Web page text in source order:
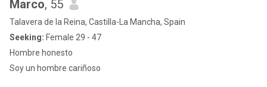
Marco, 55
Talavera de la Reina, Castilla-La Mancha, Spain
Seeking: Female 29 - 47
Hombre honesto
Soy un hombre cariñoso